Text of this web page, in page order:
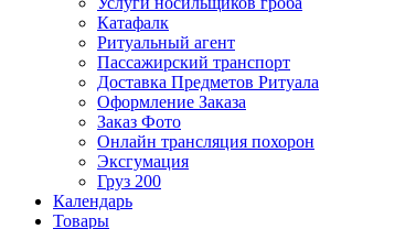
Катафалк
Ритуальный агент
Пассажирский транспорт
Доставка Предметов Ритуала
Оформление Заказа
Заказ Фото
Онлайн трансляция похорон
Эксгумация
Груз 200
Календарь
Товары